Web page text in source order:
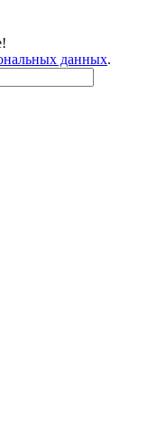
данных.